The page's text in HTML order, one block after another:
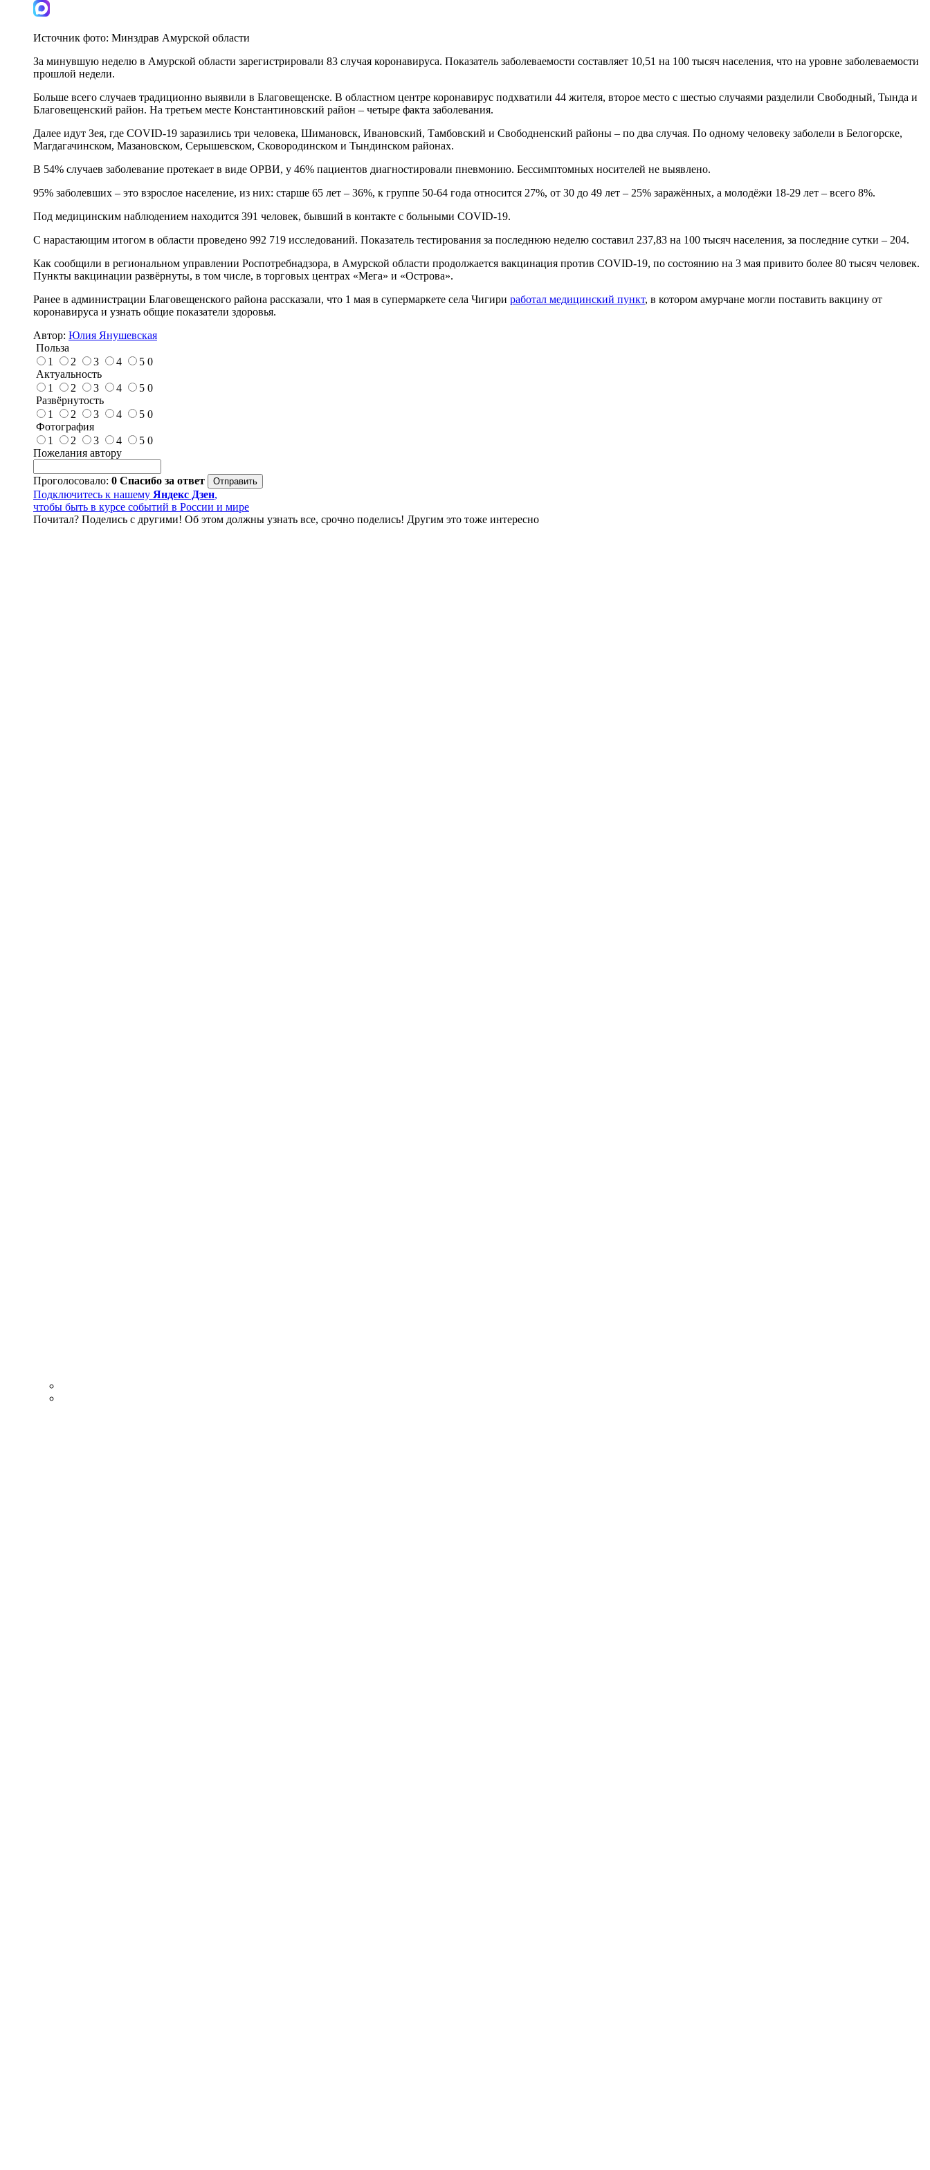
Источник фото: Минздрав Амурской области
За минувшую неделю в Амурской области зарегистрировали 83 случая коронавируса. Показатель заболеваемости составляет 10,51 на 100 тысяч населения, что на уровне заболеваемости
прошлой недели.
Больше всего случаев традиционно выявили в Благовещенске. В областном центре коронавирус подхватили 44 жителя, второе место с шестью случаями разделили Свободный, Тында и
Благовещенский район. На третьем месте Константиновский район – четыре факта заболевания.
Далее идут Зея, где COVID-19 заразились три человека, Шимановск, Ивановский, Тамбовский и Свободненский районы – по два случая. По одному человеку заболели в Белогорске,
Магдагачинском, Мазановском, Серышевском, Сковородинском и Тындинском районах.
В 54% случаев заболевание протекает в виде ОРВИ, у 46% пациентов диагностировали пневмонию. Бессимптомных носителей не выявлено.
95% заболевших – это взрослое население, из них: старше 65 лет – 36%, к группе 50-64 года относится 27%, от 30 до 49 лет – 25% заражённых, а молодёжи 18-29 лет – всего 8%.
Под медицинским наблюдением находится 391 человек, бывший в контакте с больными COVID-19.
С нарастающим итогом в области проведено 992 719 исследований. Показатель тестирования за последнюю неделю составил 237,83 на 100 тысяч населения, за последние сутки – 204.
Как сообщили в региональном управлении Роспотребнадзора, в Амурской области продолжается вакцинация против COVID-19, по состоянию на 3 мая привито более 80 тысяч человек.
Пункты вакцинации развёрнуты, в том числе, в торговых центрах «Мега» и «Острова».
Ранее в администрации Благовещенского района рассказали, что 1 мая в супермаркете села Чигири работал медицинский пункт, в котором амурчане могли поставить вакцину от
коронавируса и узнать общие показатели здоровья.
Автор: Юлия Янушевская
Польза
1
2 3 4 5 0
Актуальность
1
2 3 4 5 0
Развёрнутость
1
2 3 4 5 0
Фотография
1
2 3 4 5 0
Пожелания автору
Проголосовало: 0 Спасибо за ответ
Подключитесь к нашему Яндекс Дзен,
чтобы быть в курсе событий в России и мире
Почитал? Поделись с другими! Об этом должны узнать все, срочно поделись! Другим это тоже интересно